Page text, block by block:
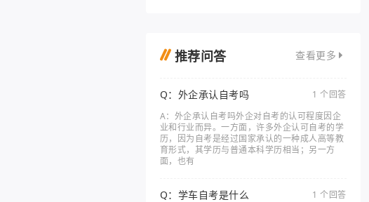
推荐问答 查看更多
Q：外企承认自考吗
1 个回答
A：外企承认自考吗外企对自考的认可程度因企
业和行业而异。一方面，许多外企认可自考的学
历，因为自考是经过国家承认的一种成人高等教
育形式，其学历与普通本科学历相当；另一方
面，也有
Q：学车自考是什么
1 个回答